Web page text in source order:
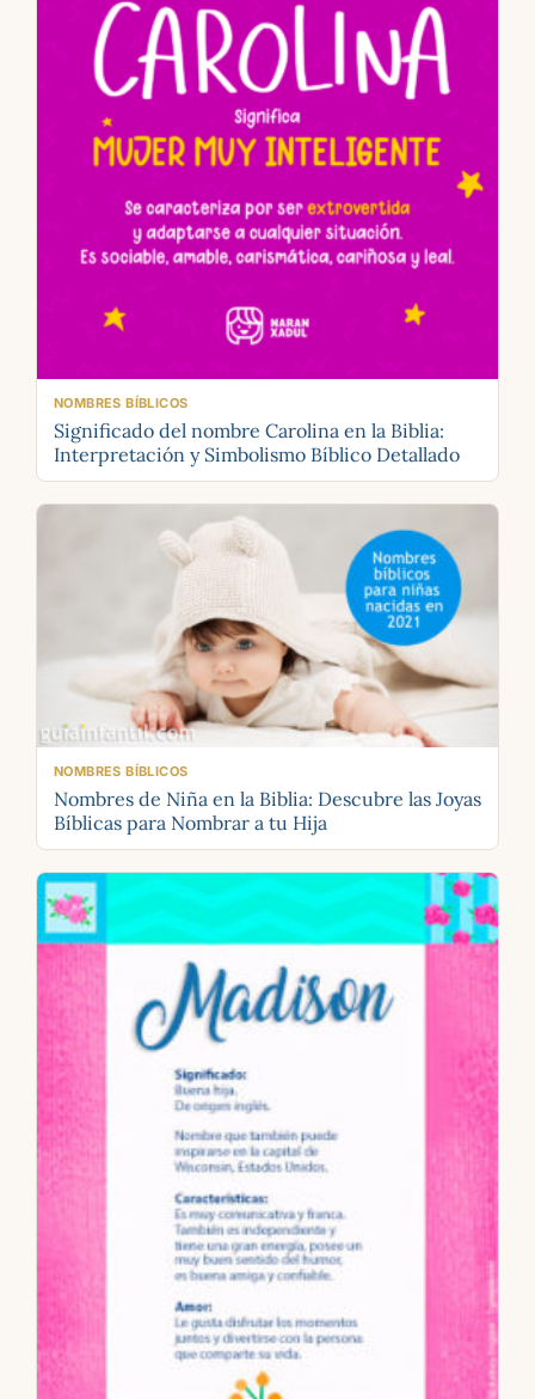
NOMBRES BÍBLICOS
Significado del nombre Carolina en la Biblia:
Interpretación y Simbolismo Bíblico Detallado
NOMBRES BÍBLICOS
Nombres de Niña en la Biblia: Descubre las Joyas
Bíblicas para Nombrar a tu Hija